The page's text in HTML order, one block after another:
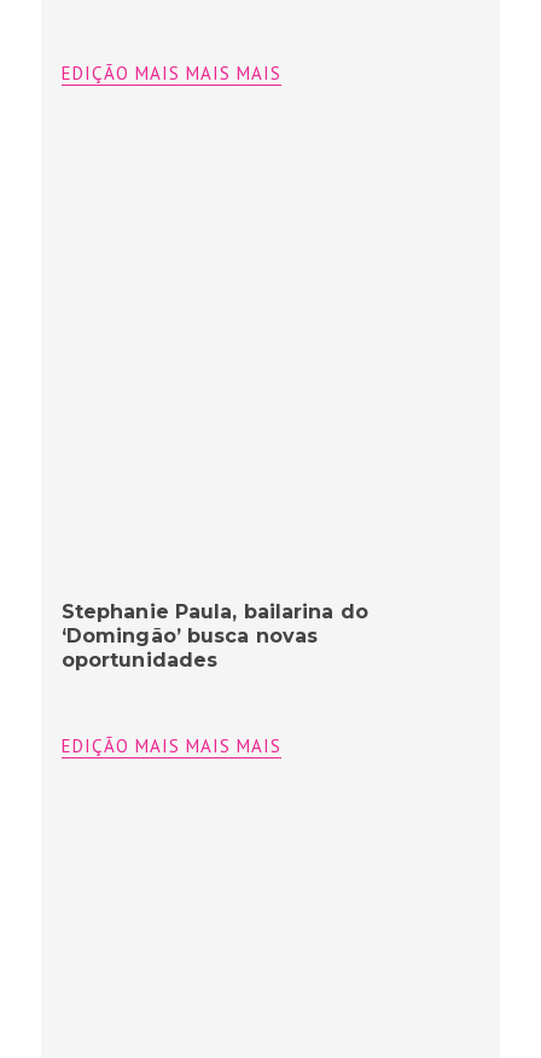
EDIÇÃO MAIS MAIS MAIS
Stephanie Paula, bailarina do
‘Domingão’ busca novas
oportunidades
EDIÇÃO MAIS MAIS MAIS